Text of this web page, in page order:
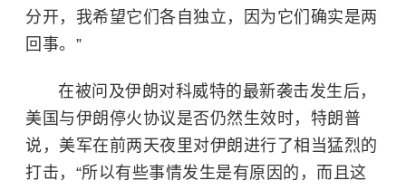
分开，我希望它们各自独立，因为它们确实是两
回事。”
在被问及伊朗对科威特的最新袭击发生后，
美国与伊朗停火协议是否仍然生效时，特朗普
说，美军在前两天夜里对伊朗进行了相当猛烈的
打击，“所以有些事情发生是有原因的，而且这